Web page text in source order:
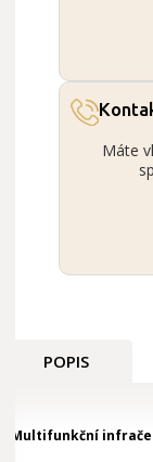
Máte
POPIS
Multifunkční